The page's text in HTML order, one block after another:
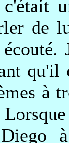
c'était
de
qu'il
à